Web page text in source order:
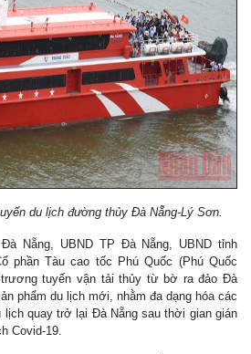
du lịch đường thủy Đà Nẵng-Lý Sơn.
Nẵng, UBND TP Đà Nẵng, UBND tỉnh
phần Tàu cao tốc Phú Quốc (Phú Quốc
tuyến vận tải thủy từ bờ ra đảo Đà
phẩm du lịch mới, nhằm đa dạng hóa các
lịch quay trở lại Đà Nẵng sau thời gian gián
Covid-19.